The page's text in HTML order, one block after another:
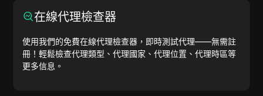
在線代理檢查器
使用我們的免費在線代理檢查器，即時測試代理——無需註
冊！輕鬆檢查代理類型、代理國家、代理位置、代理時區等
更多信息。